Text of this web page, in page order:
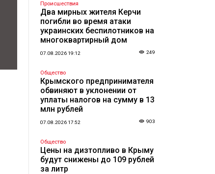
Происшествия
Два мирных жителя Керчи
погибли во время атаки
украинских беспилотников на
многоквартирный дом
07.08.2026 19:12 249
Общество
Крымского предпринимателя
обвиняют в уклонении от
уплаты налогов на сумму в 13
млн рублей
07.08.2026 17:52 903
Общество
Цены на дизтопливо в Крыму
будут снижены до 109 рублей
за литр